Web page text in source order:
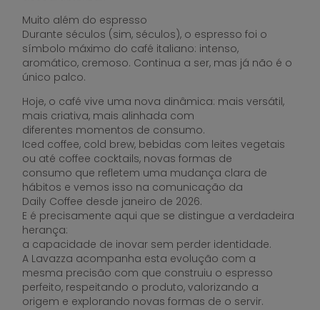
Muito além do espresso
Durante séculos (sim, séculos), o espresso foi o
símbolo máximo do café italiano: intenso,
aromático, cremoso. Continua a ser, mas já não é o
único palco.
Hoje, o café vive uma nova dinâmica: mais versátil,
mais criativa, mais alinhada com
diferentes momentos de consumo.
Iced coffee, cold brew, bebidas com leites vegetais
ou até coffee cocktails, novas formas de
consumo que refletem uma mudança clara de
hábitos e vemos isso na comunicação da
Daily Coffee desde janeiro de 2026.
E é precisamente aqui que se distingue a verdadeira
herança:
a capacidade de inovar sem perder identidade.
A Lavazza acompanha esta evolução com a
mesma precisão com que construiu o espresso
perfeito, respeitando o produto, valorizando a
origem e explorando novas formas de o servir.